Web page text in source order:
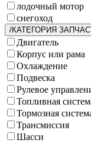
лодочный мотор
снегоход
/КАТЕГОРИЯ
Двигатель
Корпус или рама
Охлаждение
Подвеска
Рулевое
Топливная
Тормозная
Трансмиссия
Шасси